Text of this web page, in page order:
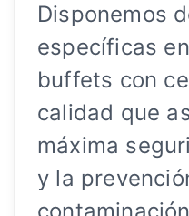
Disponemos
específicas
buffets con
calidad que
máxima
y la